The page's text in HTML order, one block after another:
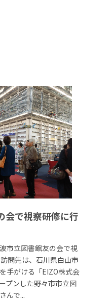
会で視察研修に行
市立図書館友の会で視
問先は、石川県白山市
手がける「EIZO株式会
プンした野々市市立図
んで...